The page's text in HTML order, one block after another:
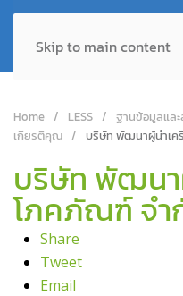
Skip to main content
Home LESS ฐานข้อมูลแล
เกียรติคุณ
บริษัท พัฒนาผู้นำเค
บริษัท พัฒนา
โภคภัณฑ์ จำ
Share
Tweet
Email